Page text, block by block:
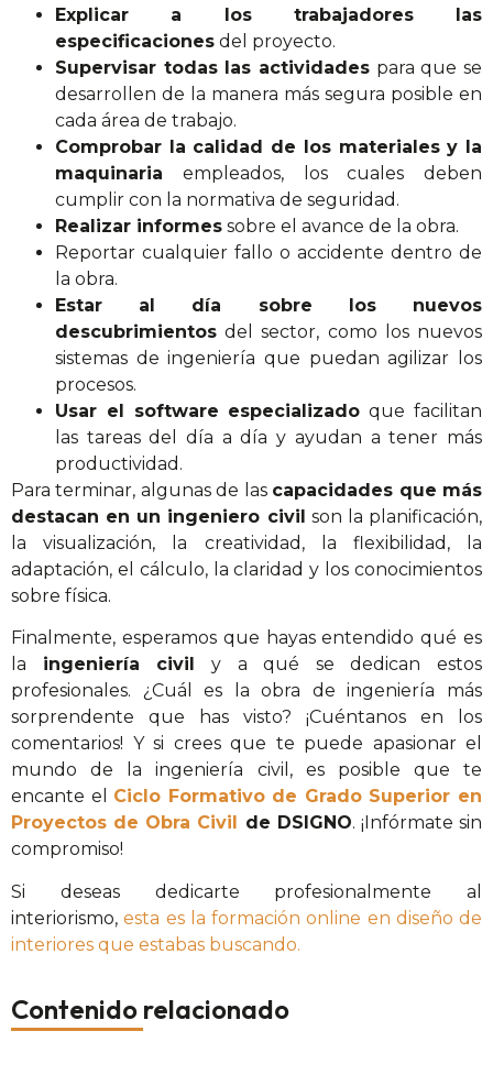
Explicar a los trabajadores las
especificaciones del proyecto.
Supervisar todas las actividades para que se
desarrollen de la manera más segura posible en
cada área de trabajo.
Comprobar la calidad de los materiales y la
maquinaria empleados, los cuales deben
cumplir con la normativa de seguridad.
Realizar informes sobre el avance de la obra.
Reportar cualquier fallo o accidente dentro de
la obra.
Estar al día sobre los nuevos
descubrimientos del sector, como los nuevos
sistemas de ingeniería que puedan agilizar los
procesos.
Usar el software especializado que facilitan
las tareas del día a día y ayudan a tener más
productividad.
Para terminar, algunas de las capacidades que más
destacan en un ingeniero civil son la planificación,
la visualización, la creatividad, la flexibilidad, la
adaptación, el cálculo, la claridad y los conocimientos
sobre física.
Finalmente, esperamos que hayas entendido qué es
la ingeniería civil
y a qué se dedican estos
profesionales. ¿Cuál es la obra de ingeniería más
sorprendente que has visto? ¡Cuéntanos en los
comentarios! Y si crees que te puede apasionar el
mundo de la ingeniería civil, es posible que te
encante el Ciclo Formativo de Grado Superior en
Proyectos de Obra Civil
de DSIGNO. ¡Infórmate sin
compromiso!
Si deseas dedicarte profesionalmente al
interiorismo,esta es la formación online en diseño de
interiores que estabas buscando.
Contenido relacionado